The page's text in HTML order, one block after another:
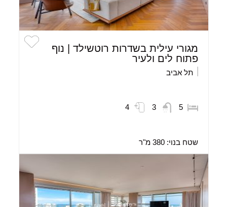
מגורי עילית בשדרות רוטשילד | נוף
פתוח לים ולעיר
תל אביב
5
3
4
שטח בנוי:380 מ"ר